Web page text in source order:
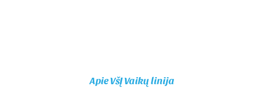
Apie VšĮ Vaikų linija